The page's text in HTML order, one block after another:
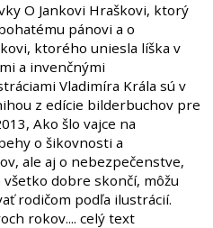
O Jankovi Hraškovi, ktorý
pánovi a o
ktorého uniesla líška v
a invenčnými
Vladimíra Krála sú v
z edície bilderbuchov pre
Ako šlo vajce na
o šikovnosti a
ale aj o nebezpečenstve,
dobre skončí, môžu
rodičom podľa ilustrácií.
rokov.... celý text